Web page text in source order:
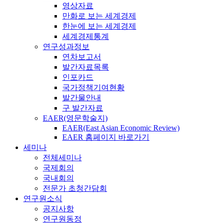
영상자료
만화로 보는 세계경제
한눈에 보는 세계경제
세계경제통계
연구성과정보
연차보고서
발간자료목록
인포카드
국가정책기여현황
발간물안내
구 발간자료
EAER(영문학술지)
EAER(East Asian Economic Review)
EAER 홈페이지 바로가기
세미나
전체세미나
국제회의
국내회의
전문가 초청간담회
연구원소식
공지사항
연구원동정